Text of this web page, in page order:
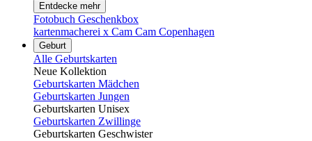
Entdecke mehr
Fotobuch Geschenkbox
kartenmacherei x Cam Cam Copenhagen
Geburt
Alle Geburtskarten
Neue Kollektion
Geburtskarten Mädchen
Geburtskarten Jungen
Geburtskarten Unisex
Geburtskarten Zwillinge
Geburtskarten Geschwister